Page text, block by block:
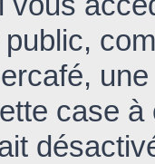
public,
case à